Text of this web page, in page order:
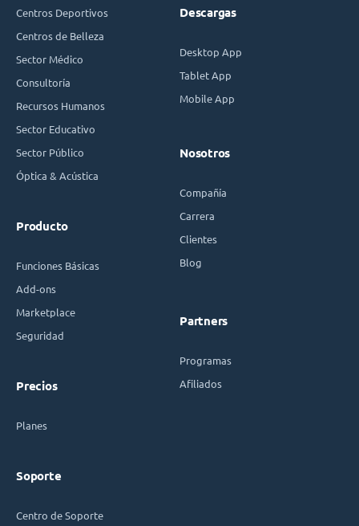
Centros Deportivos
Centros de Belleza
Sector Médico
Consultoría
Recursos Humanos
Sector Educativo
Sector Público
Óptica & Acústica
Producto
Funciones Básicas
Add-ons
Marketplace
Seguridad
Precios
Planes
Soporte
Centro de Soporte
Descargas
Desktop App
Tablet App
Mobile App
Nosotros
Compañía
Carrera
Clientes
Blog
Partners
Programas
Afiliados